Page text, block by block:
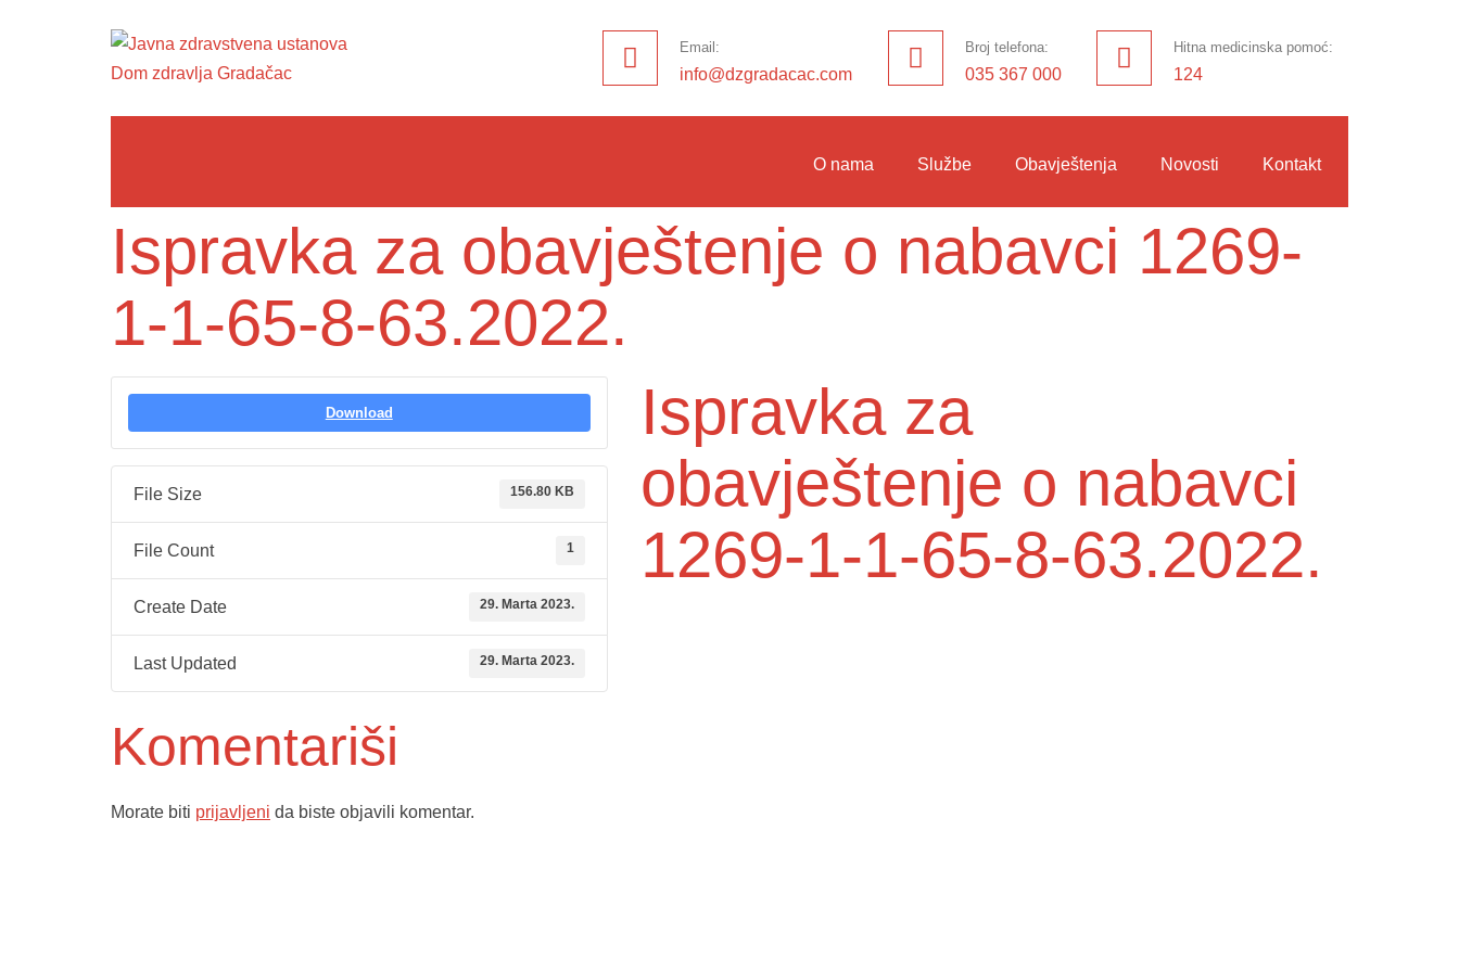
Email:
info@dzgradacac.com
Broj telefona:
035 367 000
Hitna medicinska pomoć:
124
O nama Službe Obavještenja Novosti Kontakt
Ispravka za obavještenje o nabavci 1269-
1-1-65-8-63.2022.
Download
File Size 156.80 KB
File Count 1
Create Date 29. Marta 2023.
Last Updated 29. Marta 2023.
Ispravka za
obavještenje o nabavci
1269-1-1-65-8-63.2022.
Komentariši
Morate biti prijavljeni da biste objavili komentar.